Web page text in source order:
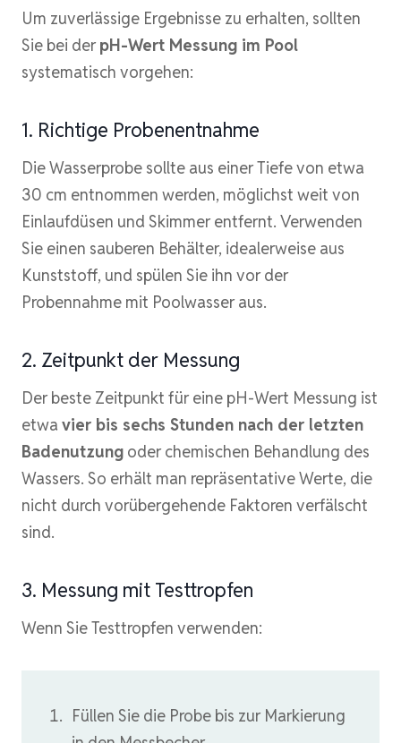
Um zuverlässige Ergebnisse zu erhalten, sollten
Sie bei derpH-Wert Messung im Pool
systematisch vorgehen:
1. Richtige Probenentnahme
Die Wasserprobe sollte aus einer Tiefe von etwa
30 cm entnommen werden, möglichst weit von
Einlaufdüsen und Skimmer entfernt. Verwenden
Sie einen sauberen Behälter, idealerweise aus
Kunststoff, und spülen Sie ihn vor der
Probennahme mit Poolwasser aus.
2. Zeitpunkt der Messung
Der beste Zeitpunkt für eine pH-Wert Messung ist
etwa vier bis sechs Stunden nach der letzten
Badenutzung oder chemischen Behandlung des
Wassers. So erhält man repräsentative Werte, die
nicht durch vorübergehende Faktoren verfälscht
sind.
3. Messung mit Testtropfen
Wenn Sie Testtropfen verwenden:
Füllen Sie die Probe bis zur Markierung